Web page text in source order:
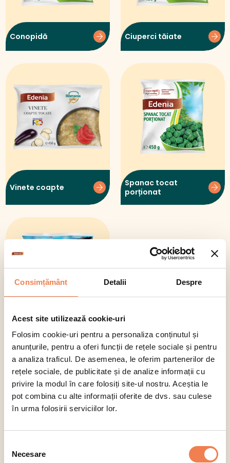
Consimțământ Detalii Despre
Acest site utilizează cookie-uri
Folosim cookie-uri pentru a personaliza conținutul și
anunțurile, pentru a oferi funcții de rețele sociale și pentru
a analiza traficul. De asemenea, le oferim partenerilor de
rețele sociale, de publicitate și de analize informații cu
privire la modul în care folosiți site-ul nostru. Aceștia le
pot combina cu alte informații oferite de dvs. sau culese
în urma folosirii serviciilor lor.
consimțământului
Necesare
Conopidă Ciuperci tăiate
Vinete coapte
Spanac tocat
porționat
Mazăre extra fină
Amestecuri de legume